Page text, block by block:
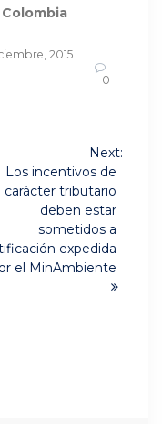
2015
0
Next:
Los incentivos de
carácter tributario
deben estar
sometidos a
expedida
el MinAmbiente